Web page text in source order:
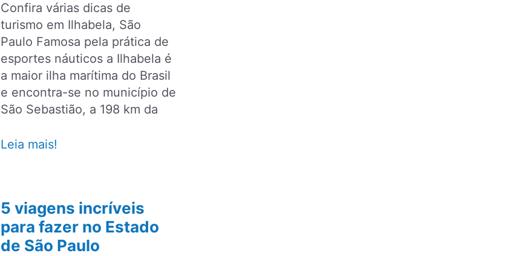
Confira várias dicas de
turismo em Ilhabela, São
Paulo Famosa pela prática de
esportes náuticos a Ilhabela é
a maior ilha marítima do Brasil
e encontra-se no município de
São Sebastião, a 198 km da
Dicas
Ilhabela,
São
Paulo
Leia mais!
5 viagens incríveis
para fazer no Estado
de São Paulo